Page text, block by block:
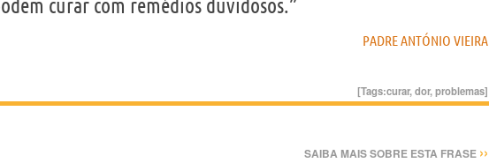
curar com remédios duvidosos.”
PADRE ANTÓNIO VIEIRA
[Tags:curar,dor,problemas]
SAIBA MAIS SOBRE ESTA FRASE ››